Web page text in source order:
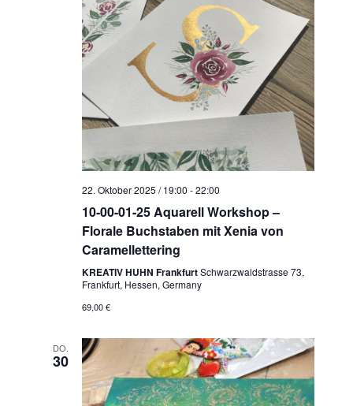
t
i
22. Oktober 2025 / 19:00 -22:00
10-00-01-25 Aquarell Workshop –
Florale Buchstaben mit Xenia von
Caramellettering
KREATIV HUHN FrankfurtSchwarzwaldstrasse 73,
Frankfurt, Hessen, Germany
69,00 €
DO.
30